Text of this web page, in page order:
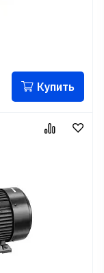
Купить